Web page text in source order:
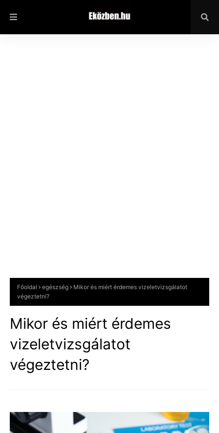
Főoldal egészség
Mikor és miért érdemes vizeletvizsgálatot
végeztetni?
Mikor és miért érdemes
vizeletvizsgálatot
végeztetni?